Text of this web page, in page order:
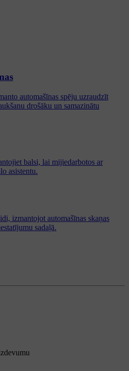
automašīnas spēju uzraudzīt
drošāku un samazinātu
balsi, lai mijiedarbotos ar
asistentu.
izmantojot automašīnas skaņas
sadaļā.